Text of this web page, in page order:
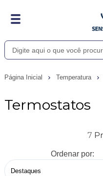
Página Inicial Temperatura
Termostatos
7
Ordenar por: